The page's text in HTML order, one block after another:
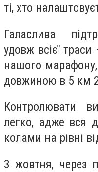
ті, хто
Галаслива
удовж всієї
нашого
довжиною в 5 км
Контролювати
легко, адже вся
колами на рівні
3 жовтня, через